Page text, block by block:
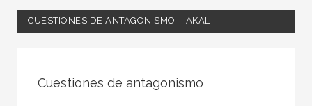
CUESTIONES DE ANTAGONISMO – AKAL
Ciencias humanas y sociales
Cuestiones de antagonismo